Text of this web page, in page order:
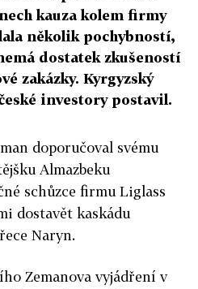
kauza kolem firmy
několik pochybností,
dostatek zkušeností
zakázky. Kyrgyzský
investory postavil.
doporučoval svému
Almazbeku
schůzce firmu Liglass
dostavět kaskádu
Naryn.
Zemanova vyjádření v